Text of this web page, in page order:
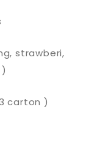
strawberi,
carton )